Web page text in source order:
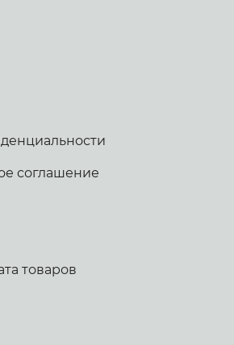
соглашение
товаров